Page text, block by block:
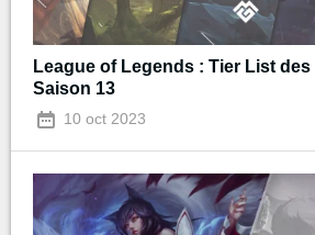
League of Legends : Tier List
Saison 13
10 oct 2023